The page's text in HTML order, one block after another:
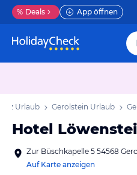
% Deals App öffnen
Urlaub Gerolstein Urlaub
Hotel
Zur Büschkapelle 5 54568
Auf Karte anzeigen